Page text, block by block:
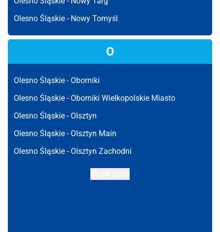
Olesno Śląskie - Nowy Tomyśl
O
Olesno Śląskie - Oborniki
Olesno Śląskie - Oborniki Wielkopolskie Miasto
Olesno Śląskie - Olsztyn
Olesno Śląskie - Olsztyn Main
Olesno Śląskie - Olsztyn Zachodni